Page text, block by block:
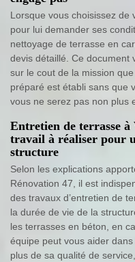
Lorsque vous choisissez de
pour lui demander ses
nettoyage de terrasse en
devis détaillé. Ce document
sur le cout de la mission
préparé est établi sans que
vous ne serez pas non plus
Entretien de terrasse
travail à réaliser pour
structure
Selon les explications
Rénovation 47, il est
des travaux d’entretien de
la durée de vie de la
les terrasses en béton, en
équipe peut vous aider
plus de sa qualité de